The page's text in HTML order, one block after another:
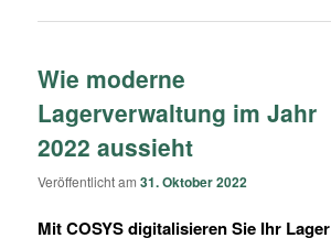
Wie moderne
Lagerverwaltung im Jahr
2022 aussieht
Veröffentlicht am31. Oktober 2022
Mit COSYS digitalisieren Sie Ihr Lager